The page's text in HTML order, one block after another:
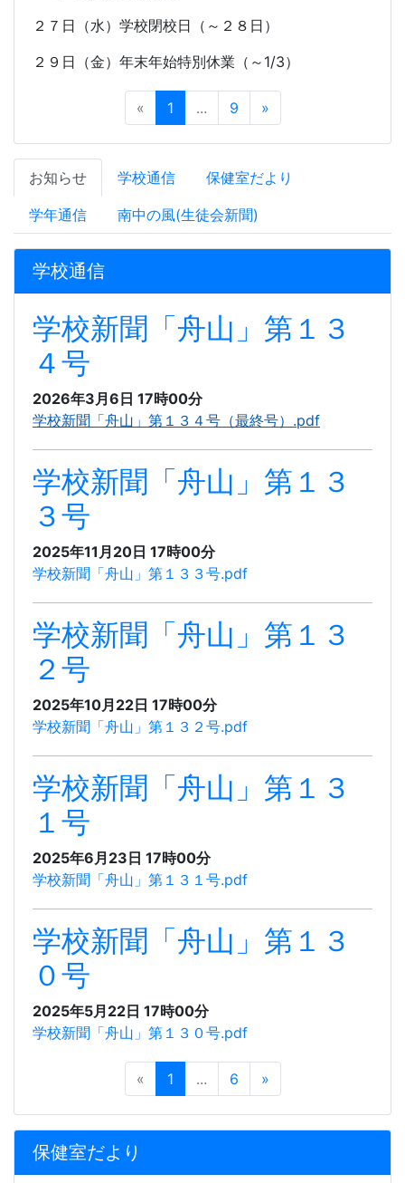
２７日（水）学校閉校日（～２８日）
２９日（金）年末年始特別休業（～ 1/3）
« 1 ... 9 »
お知らせ 学校通信 保健室だより
学年通信 南中の風(生徒会新聞)
学校通信
学校新聞「舟山」第１３
４号
2026年3月6日 17時00分
学校新聞「舟山」第１３４号（最終号）.pdf
学校新聞「舟山」第１３
３号
2025年11月20日 17時00分
学校新聞「舟山」第１３３号.pdf
学校新聞「舟山」第１３
２号
2025年10月22日 17時00分
学校新聞「舟山」第１３２号.pdf
学校新聞「舟山」第１３
１号
2025年6月23日 17時00分
学校新聞「舟山」第１３１号.pdf
学校新聞「舟山」第１３
０号
2025年5月22日 17時00分
学校新聞「舟山」第１３０号.pdf
« 1 ... 6 »
保健室だより